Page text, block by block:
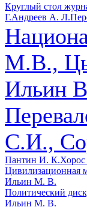
Круглый стол
Г.Андреев А. Л.
М.В.,
Ильин
С.И.,
Пантин И. К.
Цивилизационная
Ильин М. В.
Политический
Ильин М. В.